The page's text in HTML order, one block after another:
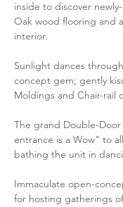
inside to discover
Oak wood flooring and
interior.
Sunlight dances
concept gem; gently
Moldings and Chair-rail
The grand Double-Door
entrance is a Wow" to
bathing the unit in
Immaculate open-
for hosting gatherings of